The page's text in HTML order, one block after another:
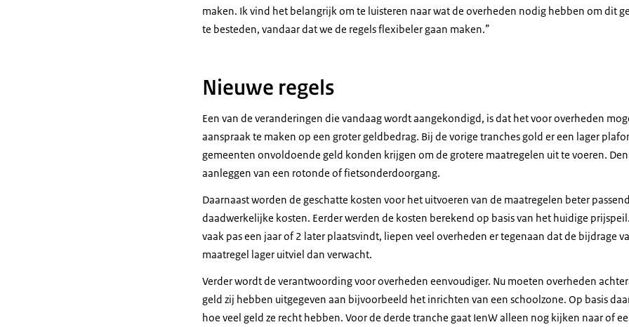
maken. Ik vind het belangrijk om te luisteren naar wat de overheden nodig hebben om dit
te besteden, vandaar dat we de regels flexibeler gaan maken.”
Nieuwe regels
Een van de veranderingen die vandaag wordt aangekondigd, is dat het voor overheden
aanspraak te maken op een groter geldbedrag. Bij de vorige tranches gold er een lager
gemeenten onvoldoende geld konden krijgen om de grotere maatregelen uit te voeren.
aanleggen van een rotonde of fietsonderdoorgang.
Daarnaast worden de geschatte kosten voor het uitvoeren van de maatregelen beter
daadwerkelijke kosten. Eerder werden de kosten berekend op basis van het huidige
vaak pas een jaar of 2 later plaatsvindt, liepen veel overheden er tegenaan dat de bijdrage
maatregel lager uitviel dan verwacht.
Verder wordt de verantwoording voor overheden eenvoudiger. Nu moeten overheden
geld zij hebben uitgegeven aan bijvoorbeeld het inrichten van een schoolzone. Op basis
hoe veel geld ze recht hebben. Voor de derde tranche gaat IenW alleen nog kijken naar of